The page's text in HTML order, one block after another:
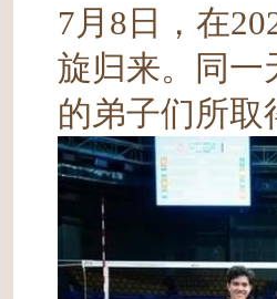
7月8日，在
旋归来。同一
的弟子们所